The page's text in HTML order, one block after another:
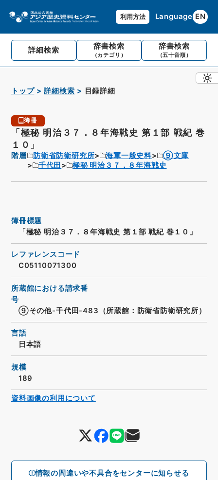
利用方法 Language EN
詳細検索 辞書検索
（カテゴリ）
辞書検索
（五十音順）
トップ 詳細検索 目録詳細
簿冊
「極秘 明治３７．８年海戦史 第１部 戦紀 巻
１０」
階層 防衛省防衛研究所 海軍一般史料
⑨文庫
千代田
極秘 明治３７．８年海戦史
情報の間違いや不具合をセンターに知らせる
簿冊標題
「極秘 明治３７．８年海戦史 第１部 戦紀 巻１０」
レファレンスコード
C05110071300
所蔵館における請求番
号
⑨その他-千代田-483（所蔵館：防衛省防衛研究所）
言語
日本語
規模
189
資料画像の利用について